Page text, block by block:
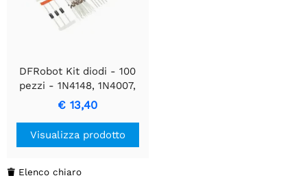
DFRobot Kit diodi - 100
pezzi - 1N4148, 1N4007,
1N5819, 1N5399, FR107,
FR207, 1N5408, 1N5822
€ 13,40
Visualizza prodotto
 Elenco chiaro